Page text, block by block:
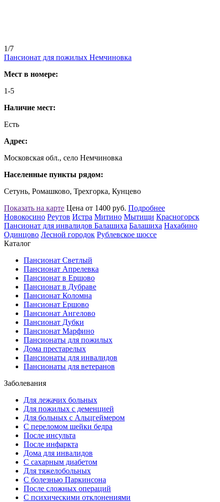
1/7
Пансионат для пожилых Немчиновка
Мест в номере:
1-5
Наличие мест:
Есть
Адрес:
Московская обл., село Немчиновка
Населенные пункты рядом:
Сетунь, Ромашково, Трехгорка, Кунцево
Показать на карте Цена от 1400 руб. Подробнее
Новокосино Реутов Истра Митино Мытищи Красногорск
Пансионат для инвалидов Балашиха Балашиха Нахабино
Одинцово Лесной городок Рублевское шоссе
Каталог
Пансионат Светлый
Пансионат Апрелевка
Пансионат в Ершово
Пансионат в Дубраве
Пансионат Коломна
Пансионат Ершово
Пансионат Ангелово
Пансионат Дубки
Пансионат Марфино
Пансионаты для пожилых
Дома престарелых
Пансионаты для инвалидов
Пансионаты для ветеранов
Заболевания
Для лежачих больных
Для пожилых с деменцией
Для больных с Альцгеймером
С переломом шейки бедра
После инсульта
После инфаркта
Дома для инвалидов
С сахарным диабетом
Для тяжелобольных
С болезнью Паркинсона
После сложных операций
С психическими отклонениями